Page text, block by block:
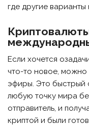
где другие
Если хочется
что-то новое, можно
эфиры. Это быстрый
любую точку мира
отправитель, и
криптой и были